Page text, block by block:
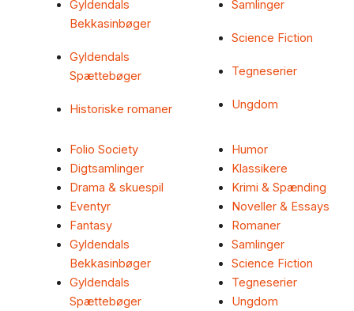
Gyldendals
Bekkasinbøger
Gyldendals
Spættebøger
Historiske romaner
Samlinger
Science Fiction
Tegneserier
Ungdom
Folio Society
Digtsamlinger
Drama & skuespil
Eventyr
Fantasy
Gyldendals
Bekkasinbøger
Gyldendals
Spættebøger
Humor
Klassikere
Krimi & Spænding
Noveller & Essays
Romaner
Samlinger
Science Fiction
Tegneserier
Ungdom